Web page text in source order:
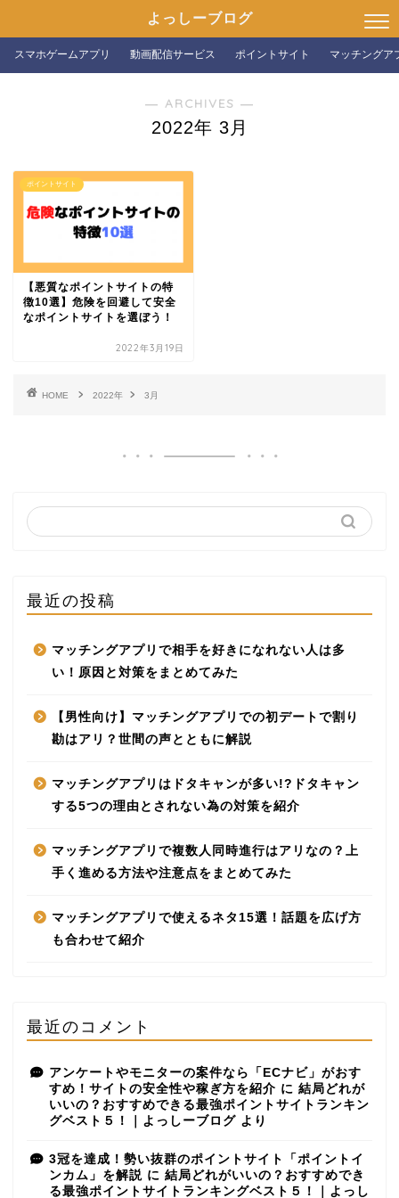
よっしーブログ
スマホゲームアプリ 動画配信サービス ポイントサイト マッチングア
― ARCHIVES ―
2022年 3月
ポイントサイト
【悪質なポイントサイトの特
徴10選】危険を回避して安全
なポイントサイトを選ぼう！
2022年3月19日
HOME 2022年 3月
最近の投稿
マッチングアプリで相手を好きになれない人は多
い！原因と対策をまとめてみた
【男性向け】マッチングアプリでの初デートで割り
勘はアリ？世間の声とともに解説
マッチングアプリはドタキャンが多い!?ドタキャン
する5つの理由とされない為の対策を紹介
マッチングアプリで複数人同時進行はアリなの？上
手く進める方法や注意点をまとめてみた
マッチングアプリで使えるネタ15選！話題を広げ方
も合わせて紹介
最近のコメント
アンケートやモニターの案件なら「ECナビ」がおす
すめ！サイトの安全性や稼ぎ方を紹介 に 結局どれが
いいの？おすすめできる最強ポイントサイトランキン
グベスト５！｜よっしーブログ より
3冠を達成！勢い抜群のポイントサイト「ポイントイ
ンカム」を解説 に 結局どれがいいの？おすすめでき
る最強ポイントサイトランキングベスト５！｜よっし